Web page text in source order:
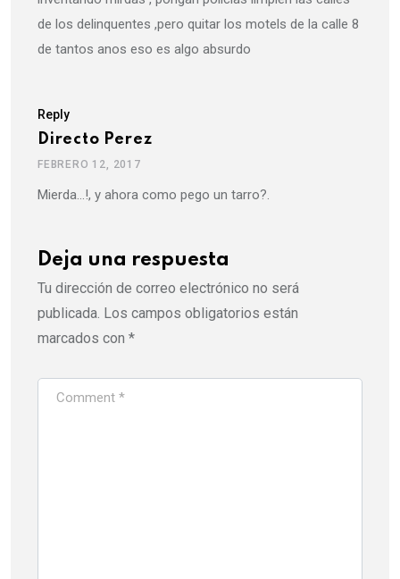
de los delinquentes ,pero quitar los motels de la calle 8
de tantos anos eso es algo absurdo
Reply
Directo Perez
FEBRERO 12, 2017
Mierda…!, y ahora como pego un tarro?.
Deja una respuesta
Tu dirección de correo electrónico no será
publicada. Los campos obligatorios están
marcados con *